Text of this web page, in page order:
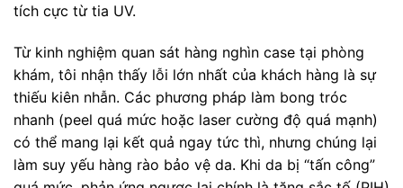
tích cực từ tia UV.
Từ kinh nghiệm quan sát hàng nghìn case tại phòng
khám, tôi nhận thấy lỗi lớn nhất của khách hàng là sự
thiếu kiên nhẫn. Các phương pháp làm bong tróc
nhanh (peel quá mức hoặc laser cường độ quá mạnh)
có thể mang lại kết quả ngay tức thì, nhưng chúng lại
làm suy yếu hàng rào bảo vệ da. Khi da bị “tấn công”